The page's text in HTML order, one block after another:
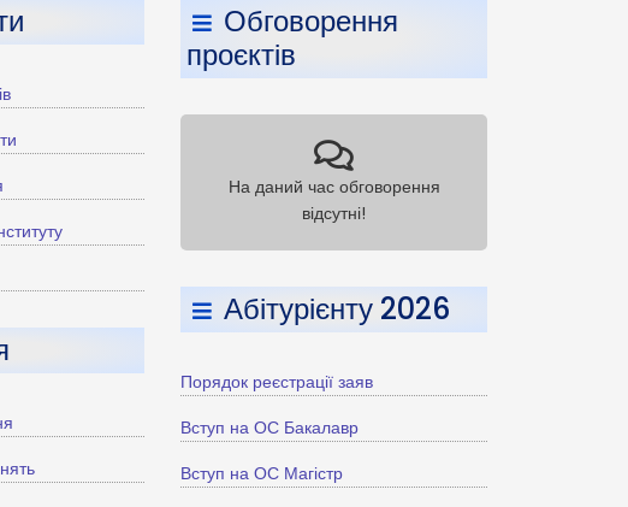
Обговорення
проєктів
На даний час обговорення
відсутні!
Абітурієнту 2026
Порядок реєстрації заяв
Вступ на ОС Бакалавр
Вступ на ОС Магістр